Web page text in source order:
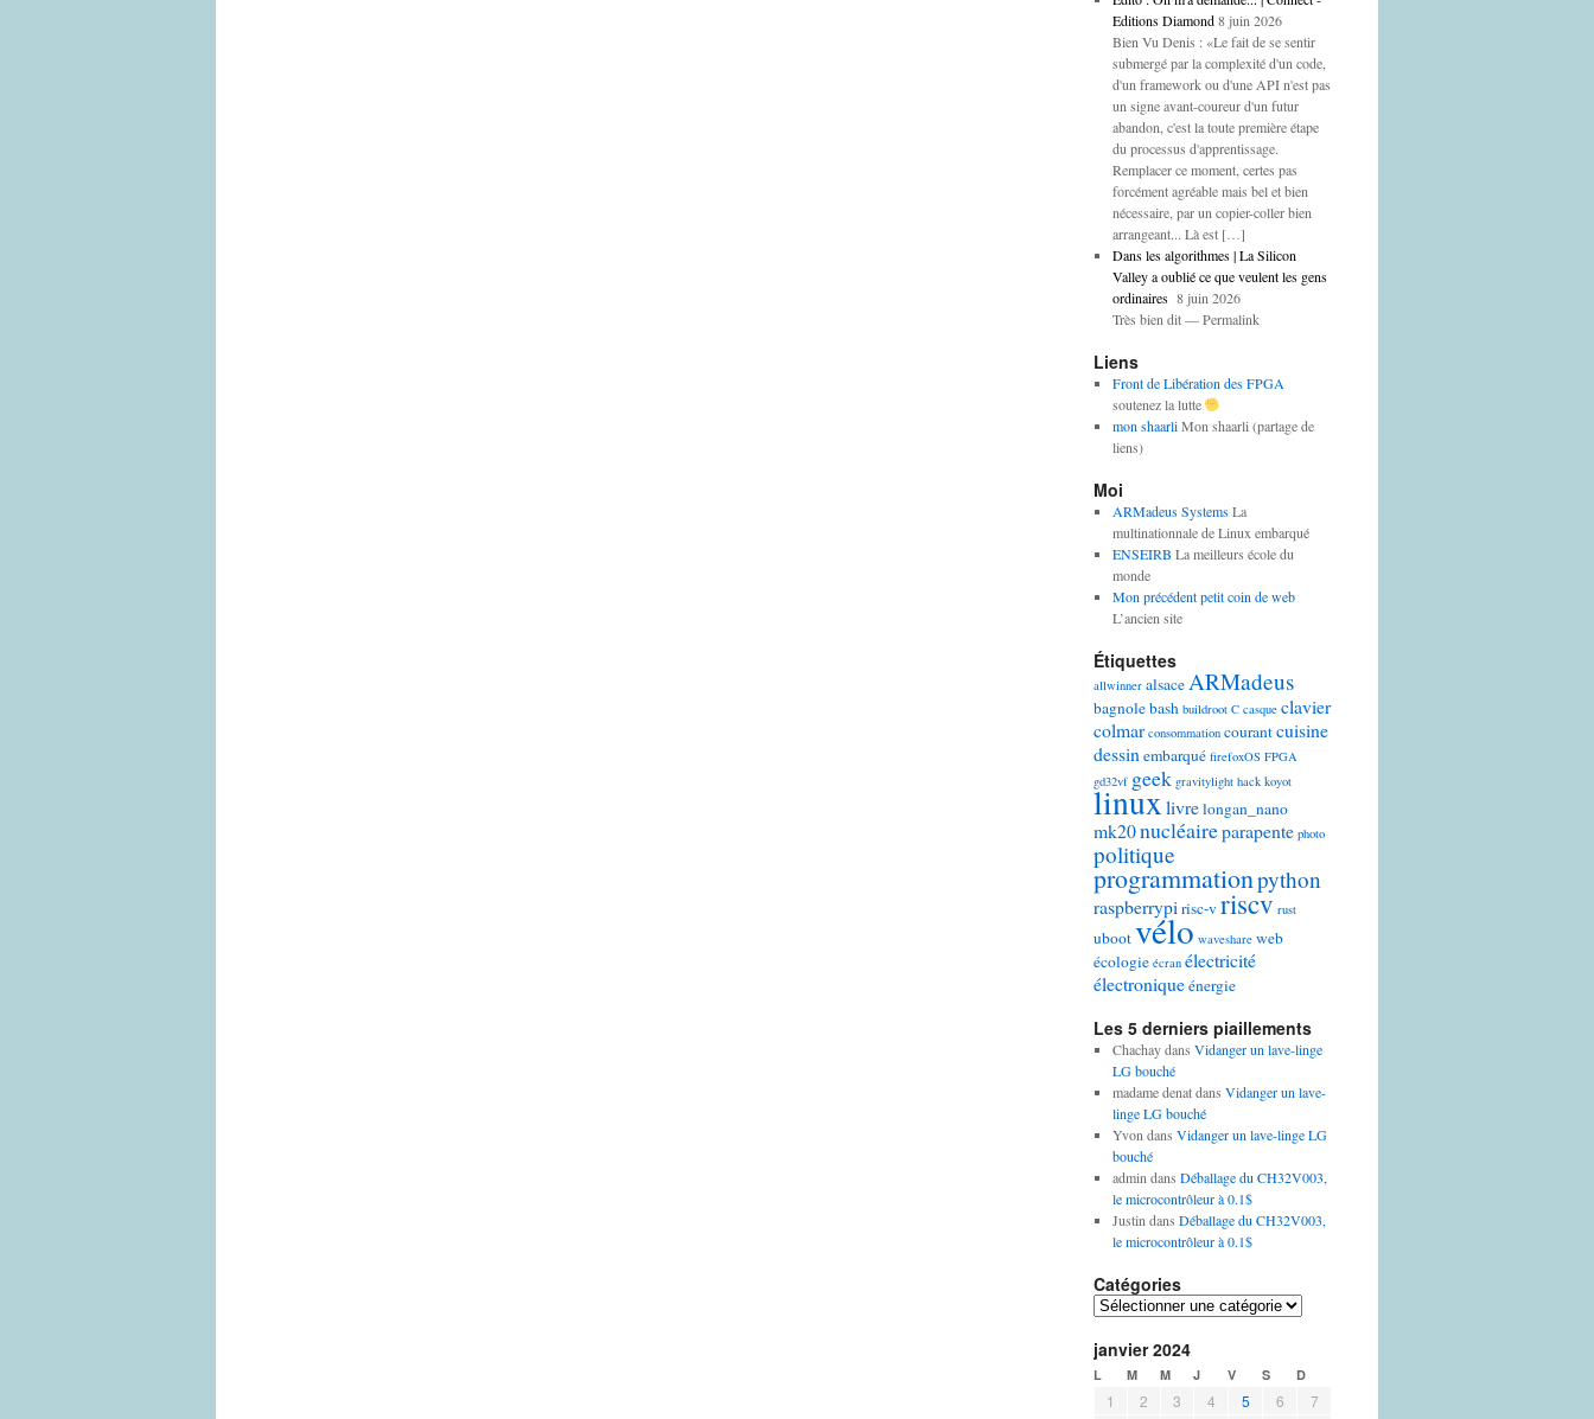
Editions Diamond 8 juin 2026
Bien Vu Denis : «Le fait de se sentir
submergé par la complexité d'un code,
d'un framework ou d'une API n'est pas
un signe avant-coureur d'un futur
abandon, c'est la toute première étape
du processus d'apprentissage.
Remplacer ce moment, certes pas
forcément agréable mais bel et bien
nécessaire, par un copier-coller bien
arrangeant... Là est […]
Dans les algorithmes | La Silicon
Valley a oublié ce que veulent les gens
ordinaires 8 juin 2026
Très bien dit — Permalink
Liens
Front de Libération des FPGA
soutenez la lutte
mon shaarliMon shaarli (partage de
liens)
Moi
ARMadeus SystemsLa
multinationnale de Linux embarqué
ENSEIRB La meilleurs école du
monde
Mon précédent petit coin de web
L’ancien site
Étiquettes
allwinner alsaceARMadeus
bagnolebash buildroot C casque clavier
colmar consommation courantcuisine
dessin embarqué firefoxOS FPGA
gd32vf geek gravitylight hack koyot
linuxlivrelongan_nano
mk20nucléaireparapente photo
politique
programmationpython
raspberrypi risc-vriscv rust
ubootvélo waveshare web
écologie écran électricité
électroniqueénergie
Les 5 derniers piaillements
Chachaydans Vidanger un lave-linge
LG bouché
madame denatdans Vidanger un lave-
linge LG bouché
Yvon dans Vidanger un lave-linge LG
bouché
admin dans Déballage du CH32V003,
le microcontrôleur à 0.1$
Justin dans Déballage du CH32V003,
le microcontrôleur à 0.1$
Catégories
Catégories
janvier 2024
L M M J V S D
1 2 3 4 5 6 7